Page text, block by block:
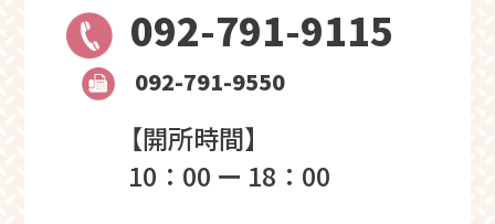
092-791-9115
092-791-9550
【開所時間】
10：00 ー 18：00